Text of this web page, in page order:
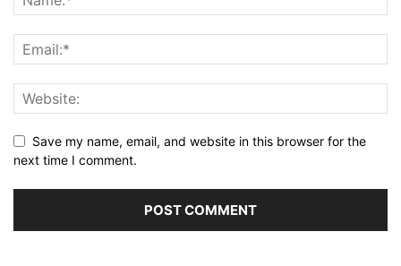
Save my name, email, and website in this browser for the
next time I comment.